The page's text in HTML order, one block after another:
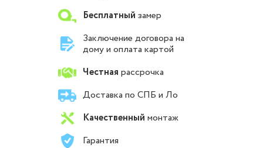
Бесплатный замер
Заключение договора на
дому и оплата картой
Честная рассрочка
Доставка по СПБ и Ло
Качественный монтаж
Гарантия